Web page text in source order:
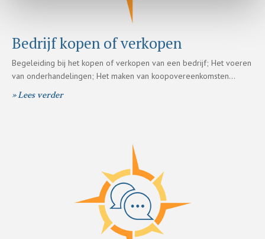
Bedrijf kopen of verkopen
Begeleiding bij het kopen of verkopen van een bedrijf; Het voeren
van onderhandelingen; Het maken van koopovereenkomsten…
» Lees verder